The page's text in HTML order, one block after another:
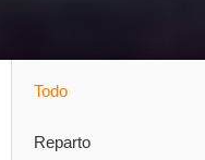
Todo
Reparto